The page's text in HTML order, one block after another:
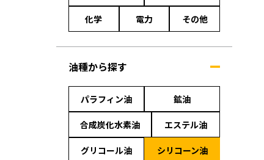
化学 電力 その他
油種から探す
パラフィン油 鉱油
合成炭化水素油 エステル油
グリコール油 シリコーン油